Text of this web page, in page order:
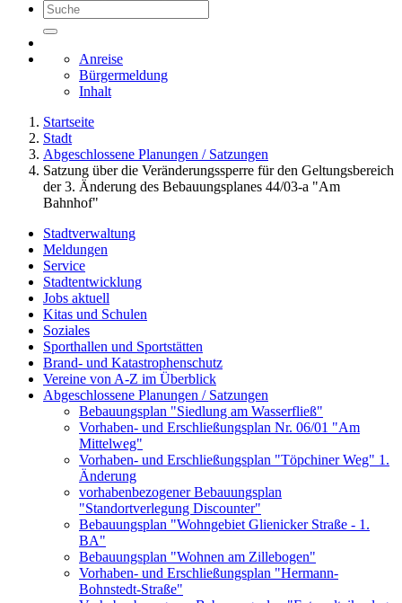
Anreise
Bürgermeldung
Inhalt
Startseite
Stadt
Abgeschlossene Planungen / Satzungen
Satzung über die Veränderungssperre für den Geltungsbereich
der 3. Änderung des Bebauungsplanes 44/03-a "Am
Bahnhof"
Stadtverwaltung
Meldungen
Service
Stadtentwicklung
Jobs aktuell
Kitas und Schulen
Soziales
Sporthallen und Sportstätten
Brand- und Katastrophenschutz
Vereine von A-Z im Überblick
Abgeschlossene Planungen / Satzungen
Bebauungsplan "Siedlung am Wasserfließ"
Vorhaben- und Erschließungsplan Nr. 06/01 "Am
Mittelweg"
Vorhaben- und Erschließungsplan "Töpchiner Weg" 1.
Änderung
vorhabenbezogener Bebauungsplan
"Standortverlegung Discounter"
Bebauungsplan "Wohngebiet Glienicker Straße - 1.
BA"
Bebauungsplan "Wohnen am Zillebogen"
Vorhaben- und Erschließungsplan "Hermann-
Bohnstedt-Straße"